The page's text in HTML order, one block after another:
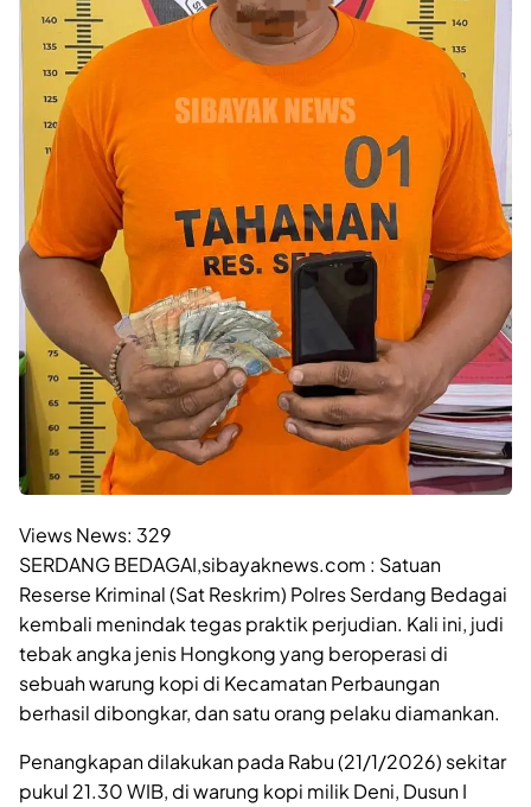
Views News: 329
SERDANG BEDAGAI,sibayaknews.com : Satuan
Reserse Kriminal (Sat Reskrim) Polres Serdang Bedagai
kembali menindak tegas praktik perjudian. Kali ini, judi
tebak angka jenis Hongkong yang beroperasi di
sebuah warung kopi di Kecamatan Perbaungan
berhasil dibongkar, dan satu orang pelaku diamankan.
Penangkapan dilakukan pada Rabu (21/1/2026) sekitar
pukul 21.30 WIB, di warung kopi milik Deni, Dusun I